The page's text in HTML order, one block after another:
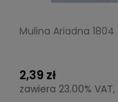
Mulina Ariadna 1804
2,39 zł
zawiera 23.00%